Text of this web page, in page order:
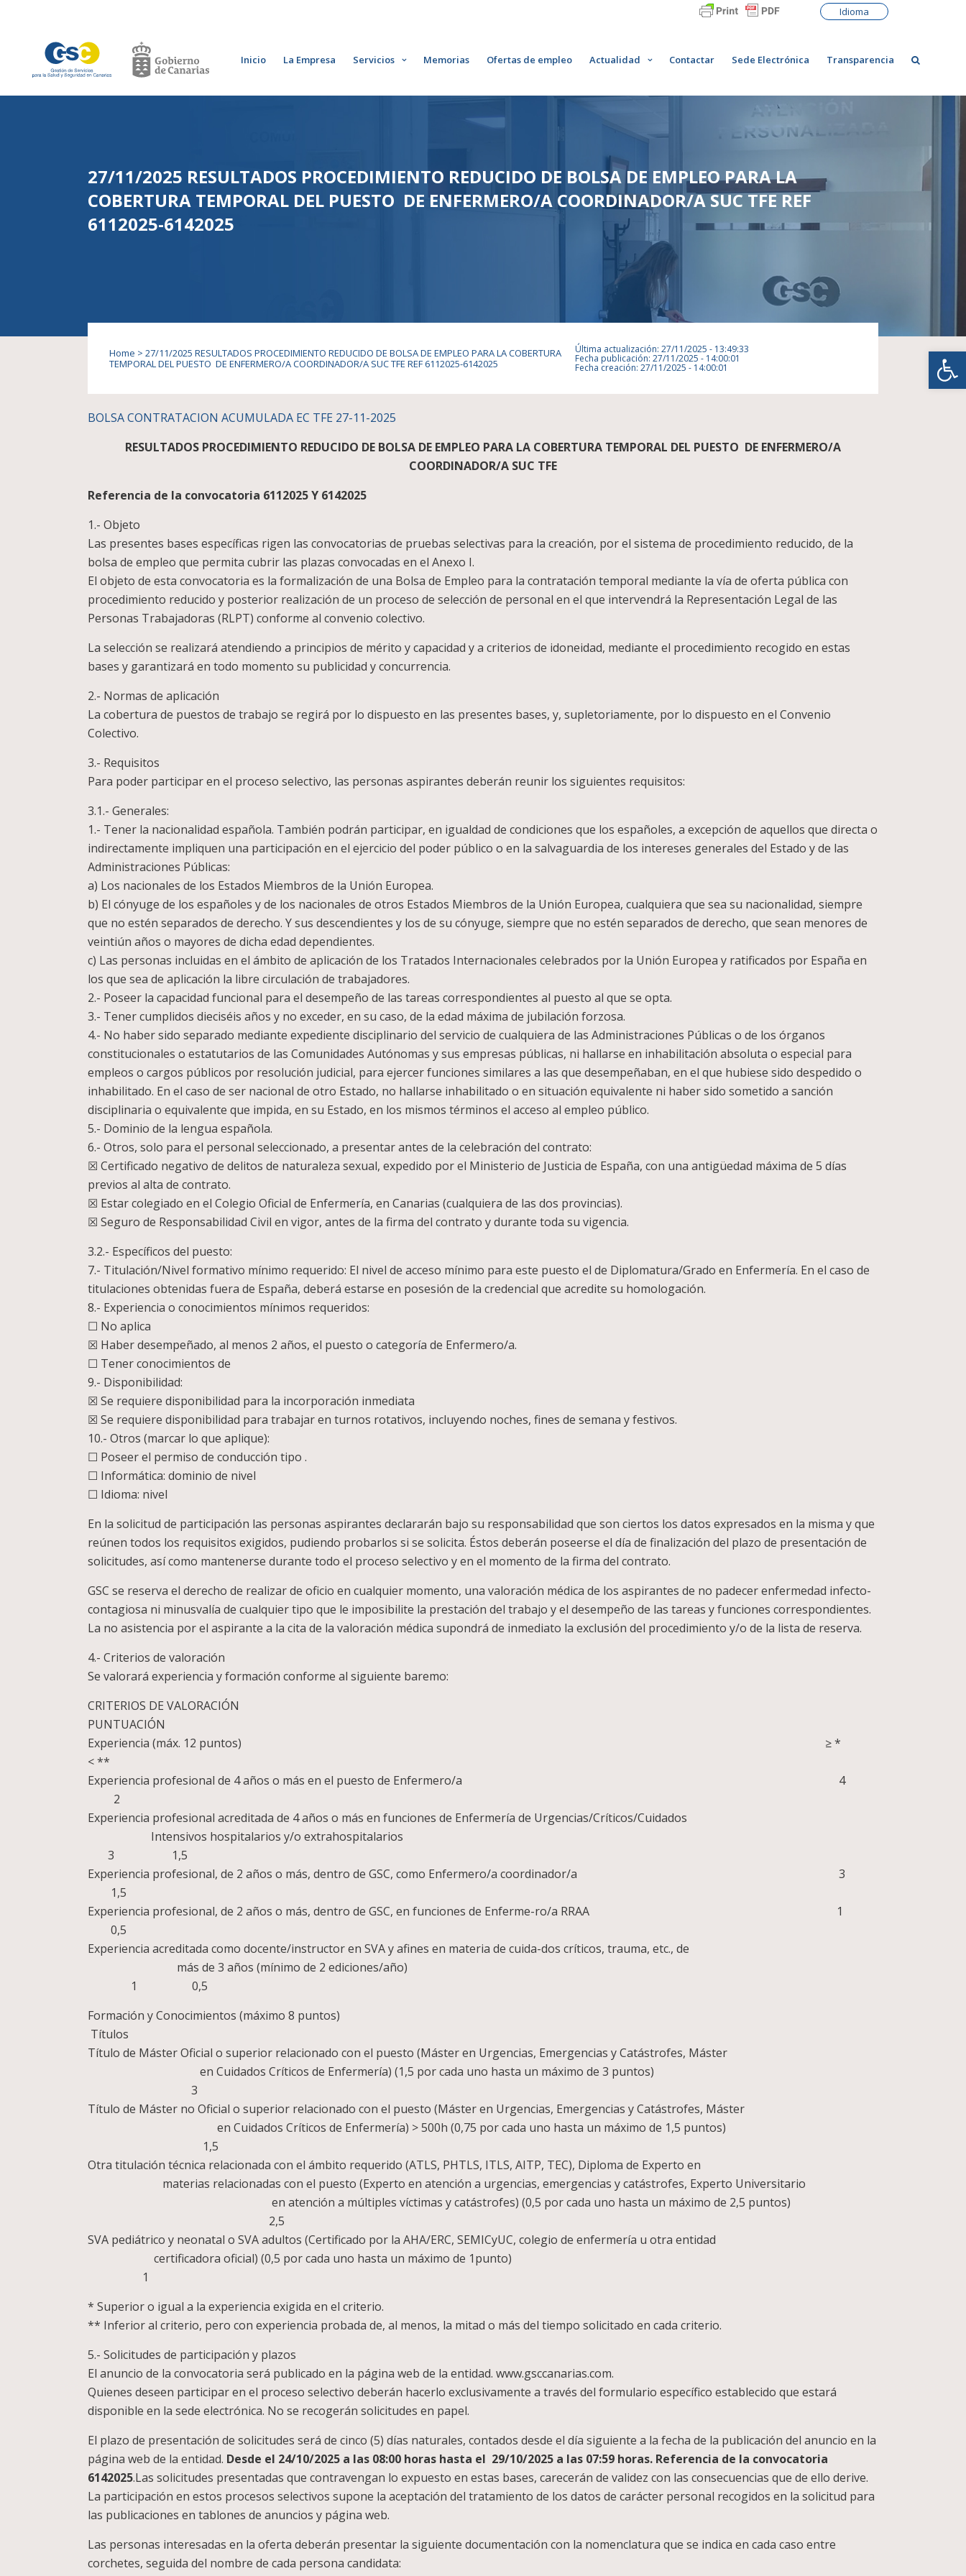
Idioma
Inicio La Empresa Servicios Memorias Ofertas de empleo Actualidad Contactar Sede Electrónica Transparencia
27/11/2025 RESULTADOS PROCEDIMIENTO REDUCIDO DE BOLSA DE EMPLEO PARA LA
COBERTURA TEMPORAL DEL PUESTO DE ENFERMERO/A COORDINADOR/A SUC TFE REF
6112025-6142025
Home > 27/11/2025 RESULTADOS PROCEDIMIENTO REDUCIDO DE BOLSA DE EMPLEO PARA LA COBERTURA
TEMPORAL DEL PUESTO DE ENFERMERO/A COORDINADOR/A SUC TFE REF 6112025-6142025
Última actualización: 27/11/2025 - 13:49:33
Fecha publicación: 27/11/2025 - 14:00:01
Fecha creación: 27/11/2025 - 14:00:01
BOLSA CONTRATACION ACUMULADA EC TFE 27-11-2025
RESULTADOS PROCEDIMIENTO REDUCIDO DE BOLSA DE EMPLEO PARA LA COBERTURA TEMPORAL DEL PUESTO DE ENFERMERO/A
COORDINADOR/A SUC TFE
Referencia de la convocatoria 6112025 Y 6142025
1.- Objeto
Las presentes bases específicas rigen las convocatorias de pruebas selectivas para la creación, por el sistema de procedimiento reducido, de la
bolsa de empleo que permita cubrir las plazas convocadas en el Anexo I.
El objeto de esta convocatoria es la formalización de una Bolsa de Empleo para la contratación temporal mediante la vía de oferta pública con
procedimiento reducido y posterior realización de un proceso de selección de personal en el que intervendrá la Representación Legal de las
Personas Trabajadoras (RLPT) conforme al convenio colectivo.
La selección se realizará atendiendo a principios de mérito y capacidad y a criterios de idoneidad, mediante el procedimiento recogido en estas
bases y garantizará en todo momento su publicidad y concurrencia.
2.- Normas de aplicación
La cobertura de puestos de trabajo se regirá por lo dispuesto en las presentes bases, y, supletoriamente, por lo dispuesto en el Convenio
Colectivo.
3.- Requisitos
Para poder participar en el proceso selectivo, las personas aspirantes deberán reunir los siguientes requisitos:
3.1.- Generales:
1.- Tener la nacionalidad española. También podrán participar, en igualdad de condiciones que los españoles, a excepción de aquellos que directa o
indirectamente impliquen una participación en el ejercicio del poder público o en la salvaguardia de los intereses generales del Estado y de las
Administraciones Públicas:
a) Los nacionales de los Estados Miembros de la Unión Europea.
b) El cónyuge de los españoles y de los nacionales de otros Estados Miembros de la Unión Europea, cualquiera que sea su nacionalidad, siempre
que no estén separados de derecho. Y sus descendientes y los de su cónyuge, siempre que no estén separados de derecho, que sean menores de
veintiún años o mayores de dicha edad dependientes.
c) Las personas incluidas en el ámbito de aplicación de los Tratados Internacionales celebrados por la Unión Europea y ratificados por España en
los que sea de aplicación la libre circulación de trabajadores.
2.- Poseer la capacidad funcional para el desempeño de las tareas correspondientes al puesto al que se opta.
3.- Tener cumplidos dieciséis años y no exceder, en su caso, de la edad máxima de jubilación forzosa.
4.- No haber sido separado mediante expediente disciplinario del servicio de cualquiera de las Administraciones Públicas o de los órganos
constitucionales o estatutarios de las Comunidades Autónomas y sus empresas públicas, ni hallarse en inhabilitación absoluta o especial para
empleos o cargos públicos por resolución judicial, para ejercer funciones similares a las que desempeñaban, en el que hubiese sido despedido o
inhabilitado. En el caso de ser nacional de otro Estado, no hallarse inhabilitado o en situación equivalente ni haber sido sometido a sanción
disciplinaria o equivalente que impida, en su Estado, en los mismos términos el acceso al empleo público.
5.- Dominio de la lengua española.
6.- Otros, solo para el personal seleccionado, a presentar antes de la celebración del contrato:
☒ Certificado negativo de delitos de naturaleza sexual, expedido por el Ministerio de Justicia de España, con una antigüedad máxima de 5 días
previos al alta de contrato.
☒ Estar colegiado en el Colegio Oficial de Enfermería, en Canarias (cualquiera de las dos provincias).
☒ Seguro de Responsabilidad Civil en vigor, antes de la firma del contrato y durante toda su vigencia.
3.2.- Específicos del puesto:
7.- Titulación/Nivel formativo mínimo requerido: El nivel de acceso mínimo para este puesto el de Diplomatura/Grado en Enfermería. En el caso de
titulaciones obtenidas fuera de España, deberá estarse en posesión de la credencial que acredite su homologación.
8.- Experiencia o conocimientos mínimos requeridos:
☐ No aplica
☒ Haber desempeñado, al menos 2 años, el puesto o categoría de Enfermero/a.
☐ Tener conocimientos de
9.- Disponibilidad:
☒ Se requiere disponibilidad para la incorporación inmediata
☒ Se requiere disponibilidad para trabajar en turnos rotativos, incluyendo noches, fines de semana y festivos.
10.- Otros (marcar lo que aplique):
☐ Poseer el permiso de conducción tipo .
☐ Informática: dominio de nivel
☐ Idioma: nivel
En la solicitud de participación las personas aspirantes declararán bajo su responsabilidad que son ciertos los datos expresados en la misma y que
reúnen todos los requisitos exigidos, pudiendo probarlos si se solicita. Éstos deberán poseerse el día de finalización del plazo de presentación de
solicitudes, así como mantenerse durante todo el proceso selectivo y en el momento de la firma del contrato.
GSC se reserva el derecho de realizar de oficio en cualquier momento, una valoración médica de los aspirantes de no padecer enfermedad infecto-
contagiosa ni minusvalía de cualquier tipo que le imposibilite la prestación del trabajo y el desempeño de las tareas y funciones correspondientes.
La no asistencia por el aspirante a la cita de la valoración médica supondrá de inmediato la exclusión del procedimiento y/o de la lista de reserva.
4.- Criterios de valoración
Se valorará experiencia y formación conforme al siguiente baremo:
CRITERIOS DE VALORACIÓN
PUNTUACIÓN
Experiencia (máx. 12 puntos) ≥ *
< **
Experiencia profesional de 4 años o más en el puesto de Enfermero/a 4
2
Experiencia profesional acreditada de 4 años o más en funciones de Enfermería de Urgencias/Críticos/Cuidados
Intensivos hospitalarios y/o extrahospitalarios
3 1,5
Experiencia profesional, de 2 años o más, dentro de GSC, como Enfermero/a coordinador/a 3
1,5
Experiencia profesional, de 2 años o más, dentro de GSC, en funciones de Enferme-ro/a RRAA 1
0,5
Experiencia acreditada como docente/instructor en SVA y afines en materia de cuida-dos críticos, trauma, etc., de
más de 3 años (mínimo de 2 ediciones/año)
1 0,5
Formación y Conocimientos (máximo 8 puntos)
Títulos
Título de Máster Oficial o superior relacionado con el puesto (Máster en Urgencias, Emergencias y Catástrofes, Máster
en Cuidados Críticos de Enfermería) (1,5 por cada uno hasta un máximo de 3 puntos)
3
Título de Máster no Oficial o superior relacionado con el puesto (Máster en Urgencias, Emergencias y Catástrofes, Máster
en Cuidados Críticos de Enfermería) > 500h (0,75 por cada uno hasta un máximo de 1,5 puntos)
1,5
Otra titulación técnica relacionada con el ámbito requerido (ATLS, PHTLS, ITLS, AITP, TEC), Diploma de Experto en
materias relacionadas con el puesto (Experto en atención a urgencias, emergencias y catástrofes, Experto Universitario
en atención a múltiples víctimas y catástrofes) (0,5 por cada uno hasta un máximo de 2,5 puntos)
2,5
SVA pediátrico y neonatal o SVA adultos (Certificado por la AHA/ERC, SEMICyUC, colegio de enfermería u otra entidad
certificadora oficial) (0,5 por cada uno hasta un máximo de 1punto)
1
* Superior o igual a la experiencia exigida en el criterio.
** Inferior al criterio, pero con experiencia probada de, al menos, la mitad o más del tiempo solicitado en cada criterio.
5.- Solicitudes de participación y plazos
El anuncio de la convocatoria será publicado en la página web de la entidad. www.gsccanarias.com.
Quienes deseen participar en el proceso selectivo deberán hacerlo exclusivamente a través del formulario específico establecido que estará
disponible en la sede electrónica. No se recogerán solicitudes en papel.
El plazo de presentación de solicitudes será de cinco (5) días naturales, contados desde el día siguiente a la fecha de la publicación del anuncio en la
página web de la entidad. Desde el 24/10/2025 a las 08:00 horas hasta el 29/10/2025 a las 07:59 horas. Referencia de la convocatoria
6142025.Las solicitudes presentadas que contravengan lo expuesto en estas bases, carecerán de validez con las consecuencias que de ello derive.
La participación en estos procesos selectivos supone la aceptación del tratamiento de los datos de carácter personal recogidos en la solicitud para
las publicaciones en tablones de anuncios y página web.
Las personas interesadas en la oferta deberán presentar la siguiente documentación con la nomenclatura que se indica en cada caso entre
corchetes, seguida del nombre de cada persona candidata: